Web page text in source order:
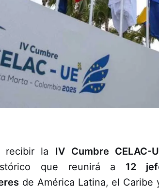
la IV Cumbre CELAC-
que reunirá a 12
de América Latina, el Caribe